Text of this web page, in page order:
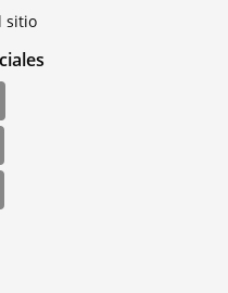
sitio